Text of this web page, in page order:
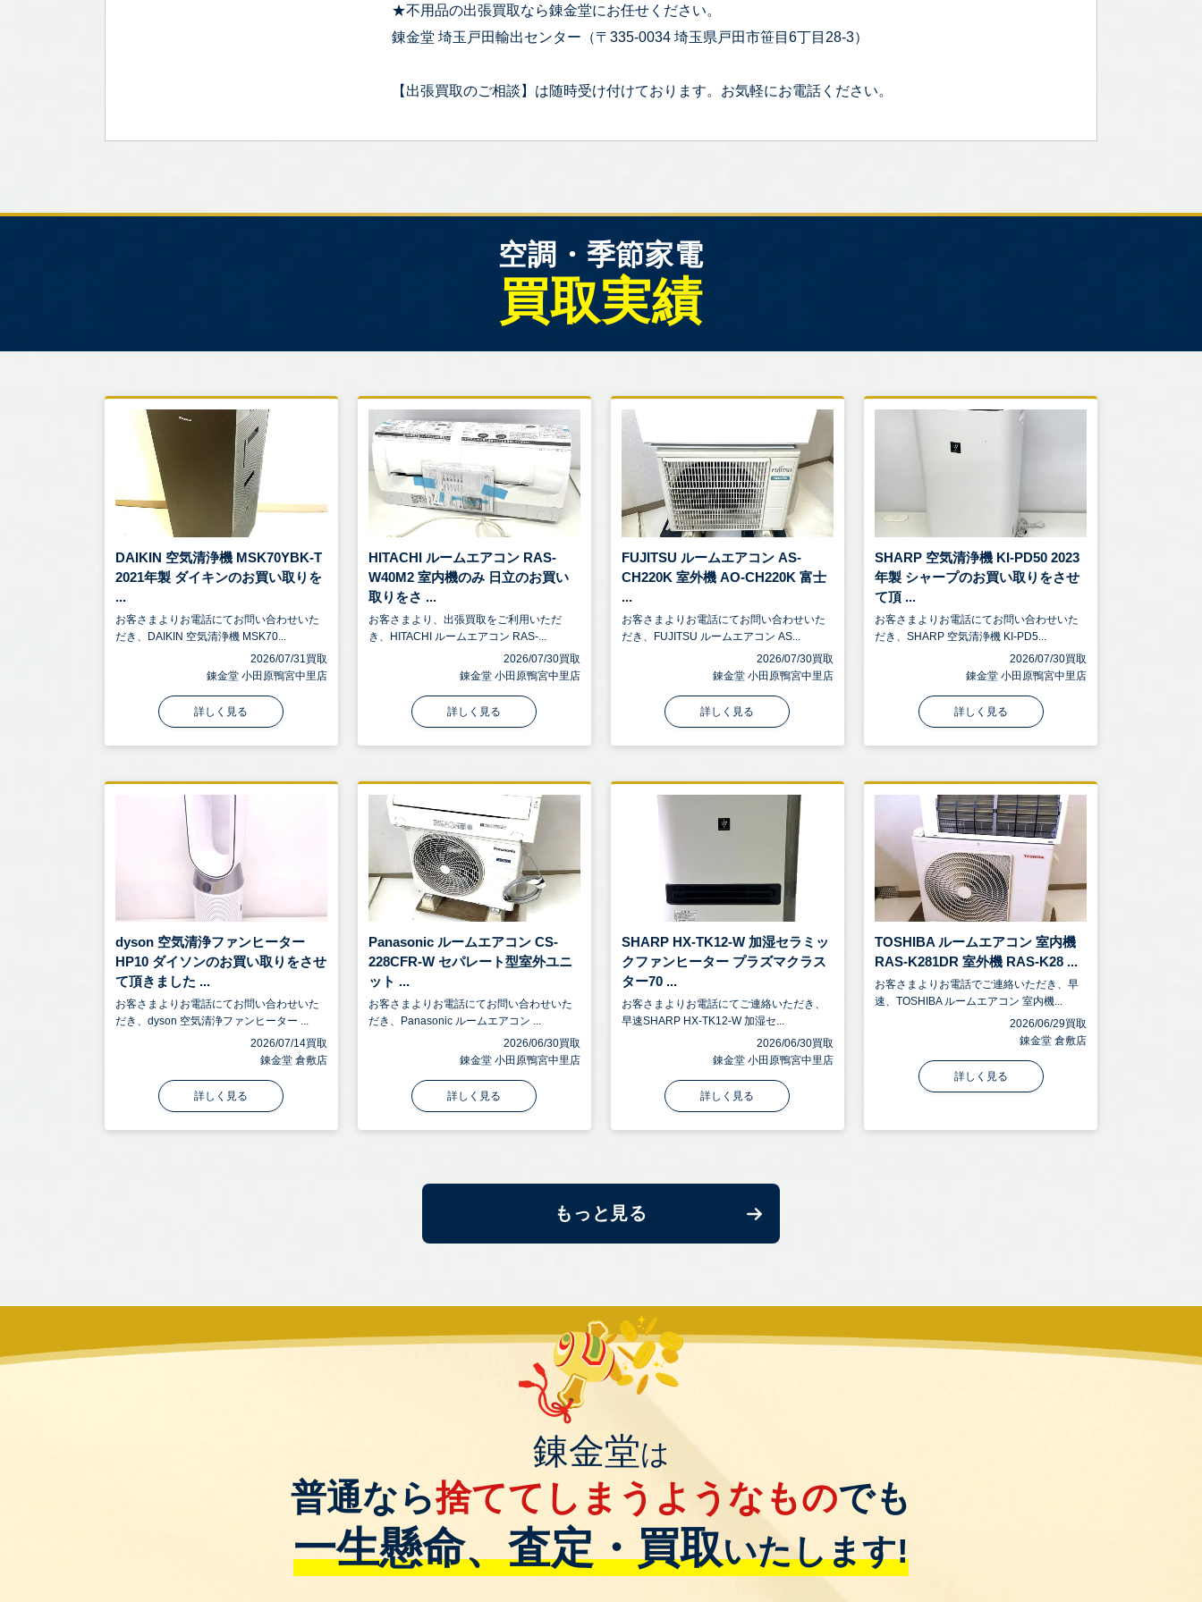
★不用品の出張買取なら錬金堂にお任せください。
錬金堂 埼玉戸田輸出センター（〒335-0034 埼玉県戸田市笹目6丁目28-3）
【出張買取のご相談】は随時受け付けております。お気軽にお電話ください。
空調・季節家電
買取実績
DAIKIN 空気清浄機 MSK70YBK-T
2021年製 ダイキンのお買い取りを
...
お客さまよりお電話にてお問い合わせいた
だき、DAIKIN 空気清浄機 MSK70...
2026/07/31買取
錬金堂 小田原鴨宮中里店
詳しく見る
HITACHI ルームエアコン RAS-
W40M2 室内機のみ 日立のお買い
取りをさ ...
お客さまより、出張買取をご利用いただ
き、HITACHI ルームエアコン RAS-...
2026/07/30買取
錬金堂 小田原鴨宮中里店
詳しく見る
FUJITSU ルームエアコン AS-
CH220K 室外機 AO-CH220K 富士
...
お客さまよりお電話にてお問い合わせいた
だき、FUJITSU ルームエアコン AS...
2026/07/30買取
錬金堂 小田原鴨宮中里店
詳しく見る
SHARP 空気清浄機 KI-PD50 2023
年製 シャープのお買い取りをさせ
て頂 ...
お客さまよりお電話にてお問い合わせいた
だき、SHARP 空気清浄機 KI-PD5...
2026/07/30買取
錬金堂 小田原鴨宮中里店
詳しく見る
dyson 空気清浄ファンヒーター
HP10 ダイソンのお買い取りをさせ
て頂きました ...
お客さまよりお電話にてお問い合わせいた
だき、dyson 空気清浄ファンヒーター ...
2026/07/14買取
錬金堂 倉敷店
詳しく見る
Panasonic ルームエアコン CS-
228CFR-W セパレート型室外ユニ
ット ...
お客さまよりお電話にてお問い合わせいた
だき、Panasonic ルームエアコン ...
2026/06/30買取
錬金堂 小田原鴨宮中里店
詳しく見る
SHARP HX-TK12-W 加湿セラミッ
クファンヒーター プラズマクラス
ター70 ...
お客さまよりお電話にてご連絡いただき、
早速SHARP HX-TK12-W 加湿セ...
2026/06/30買取
錬金堂 小田原鴨宮中里店
詳しく見る
TOSHIBA ルームエアコン 室内機
RAS-K281DR 室外機 RAS-K28 ...
お客さまよりお電話でご連絡いただき、早
速、TOSHIBA ルームエアコン 室内機...
2026/06/29買取
錬金堂 倉敷店
詳しく見る
もっと見る
錬金堂は
普通なら捨ててしまうようなものでも
一生懸命、査定・買取いたします!